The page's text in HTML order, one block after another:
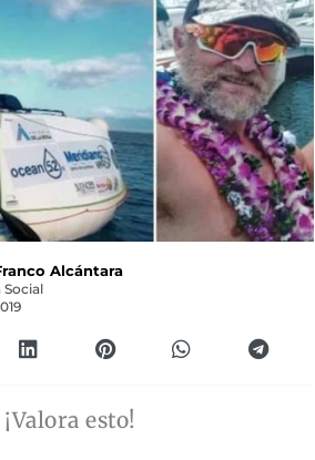
Alcántara
Social
¡Valora esto!